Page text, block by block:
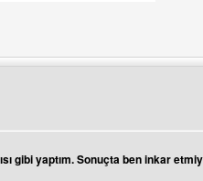
gibi yaptım. Sonuçta ben inkar